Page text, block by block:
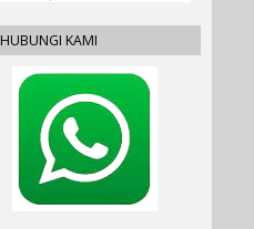
HUBUNGI KAMI